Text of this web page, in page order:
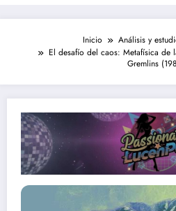
Inicio
Análisis y
El desafío del caos: Metafísica de
Gremlins